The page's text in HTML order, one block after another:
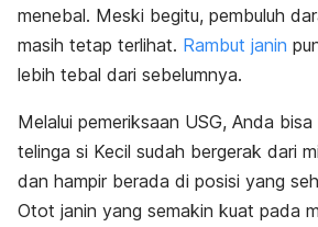
menebal. Meski begitu, pembuluh
masih tetap terlihat. Rambut janin
lebih tebal dari sebelumnya.
Melalui pemeriksaan USG, Anda
telinga si Kecil sudah bergerak dari
dan hampir berada di posisi yang
Otot janin yang semakin kuat pada